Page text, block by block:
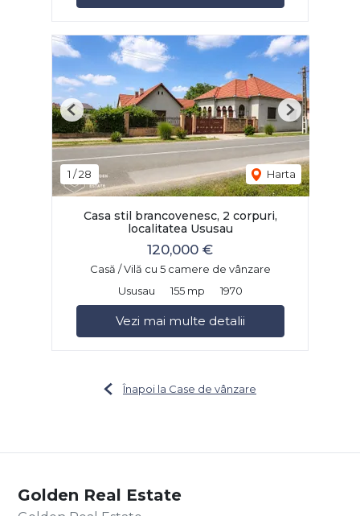
1 /28 Harta
Previous Next
Casa stil brancovenesc, 2 corpuri,
localitatea Ususau
120,000 €
Casă / Vilă cu 5 camere de vânzare
Ususau
155 mp 1970
Vezi mai multe detalii
Înapoi la Case de vânzare
Golden Real Estate